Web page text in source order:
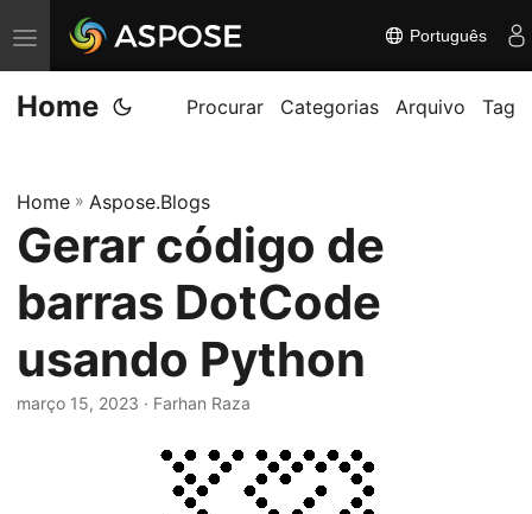
A
l
t
n
a
n
v
e
Português
Home Procurar Categorias Arquivo Tag
Home » Aspose.Blogs
Gerar código de
barras DotCode
usando Python
março 15, 2023 · Farhan Raza